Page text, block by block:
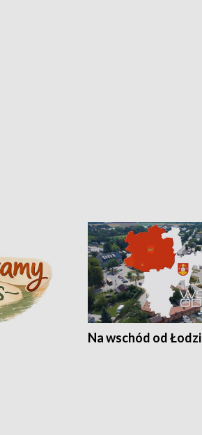
Na wschód od Łodzi